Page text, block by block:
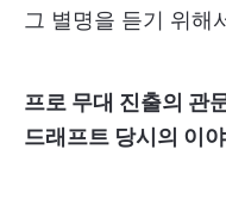
그 별명을 듣기 위해
프로 무대 진출의 관
드래프트 당시의 이